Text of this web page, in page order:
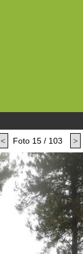
< Foto 15 / 103 >